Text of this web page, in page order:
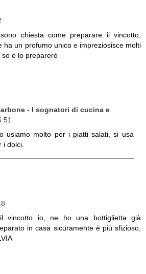
chiesta come preparare il vincotto,
ha un profumo unico e impreziosisce molti
so e lo preparerò
- I sognatori di cucina e
usiamo molto per i piatti salati, si usa
i dolci.
vincotto io, ne ho una bottiglietta già
in casa sicuramente è più sfizioso,